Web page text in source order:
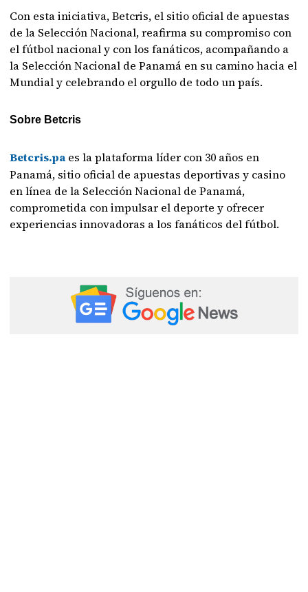
Con esta iniciativa, Betcris, el sitio oficial de apuestas
de la Selección Nacional, reafirma su compromiso con
el fútbol nacional y con los fanáticos, acompañando a
la Selección Nacional de Panamá en su camino hacia el
Mundial y celebrando el orgullo de todo un país.
Sobre Betcris
Betcris.pa es la plataforma líder con 30 años en
Panamá, sitio oficial de apuestas deportivas y casino
en línea de la Selección Nacional de Panamá,
comprometida con impulsar el deporte y ofrecer
experiencias innovadoras a los fanáticos del fútbol.